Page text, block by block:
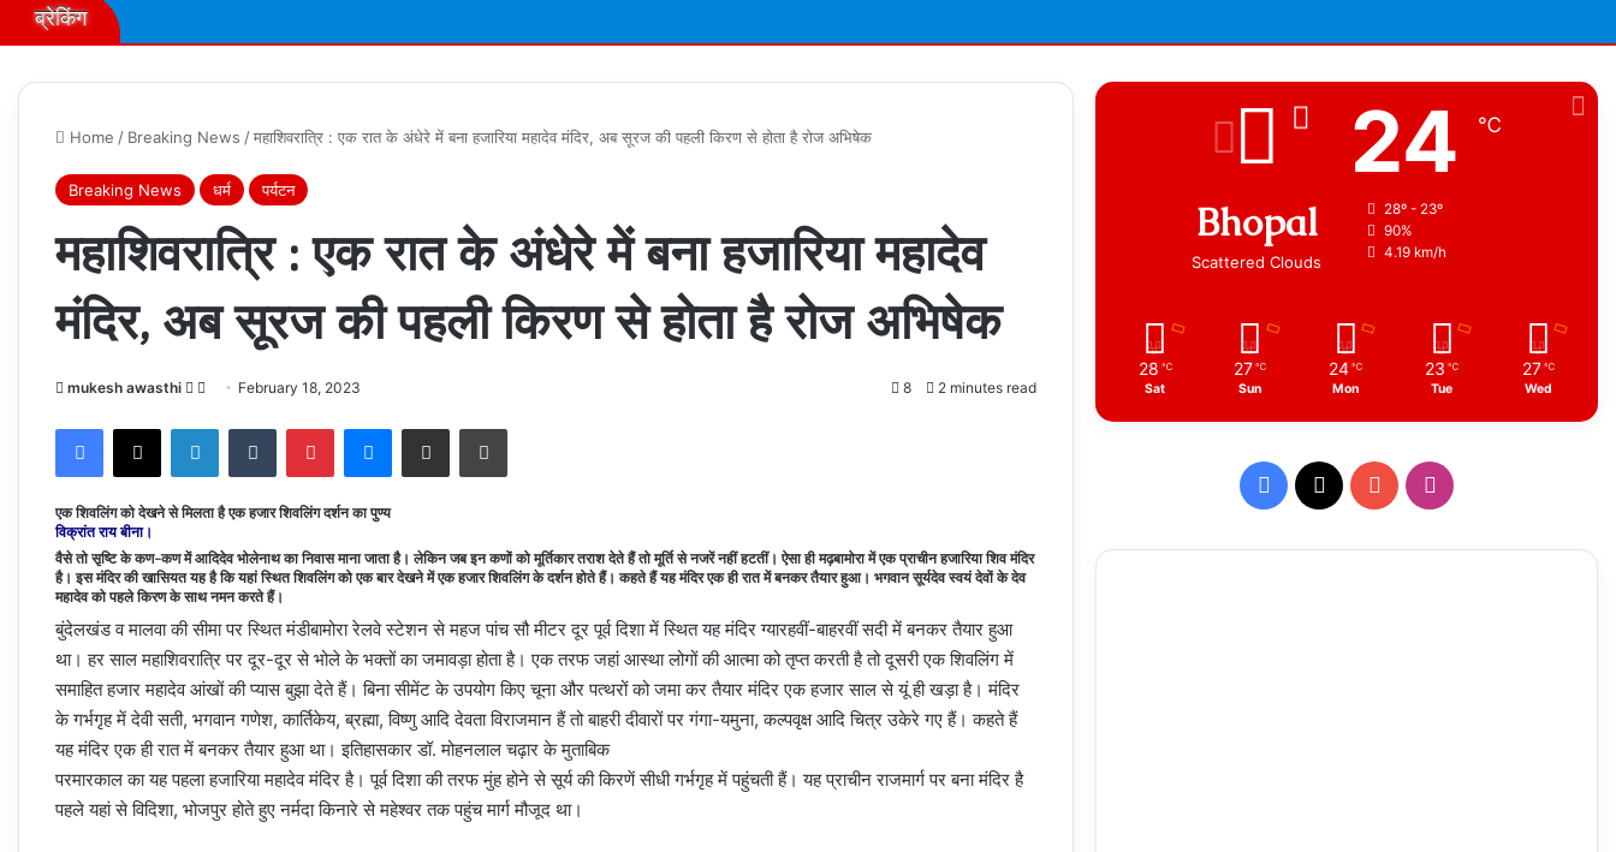
ब्रेकिंग
Home / Breaking News /महाशिवरात्रि : एक रात के अंधेरे में बना हजारिया महादेव मंदिर, अब सूरज की पहली किरण से होता है रोज अभिषेक
Breaking News धर्म पर्यटन
महाशिवरात्रि : एक रात के अंधेरे में बना हजारिया महादेव
मंदिर, अब सूरज की पहली किरण से होता है रोज अभिषेक
mukesh awasthi
Follow
X
Send February 18, 2023 8 2 minutes read
Facebook
X LinkedInTumblr PinterestMessenger
Share via Email Print
एक शिवलिंग को देखने से मिलता है एक हजार शिवलिंग दर्शन का पुण्य
विक्रांत राय बीना।
वैसे तो सृष्टि के कण-कण में आदिदेव भोलेनाथ का निवास माना जाता है। लेकिन जब इन कणों को मूर्तिकार तराश देते हैं तो मूर्ति से नजरें नहीं हटतीं। ऐसा ही मढ़बामोरा में एक प्राचीन हजारिया शिव मंदिर
है। इस मंदिर की खासियत यह है कि यहां स्थित शिवलिंग को एक बार देखने में एक हजार शिवलिंग के दर्शन होते हैं। कहते हैं यह मंदिर एक ही रात में बनकर तैयार हुआ। भगवान सूर्यदेव स्वयं देवों के देव
महादेव को पहले किरण के साथ नमन करते हैं।
बुंदेलखंड व मालवा की सीमा पर स्थित मंडीबामोरा रेलवे स्टेशन से महज पांच सौ मीटर दूर पूर्व दिशा में स्थित यह मंदिर ग्यारहवीं-बाहरवीं सदी में बनकर तैयार हुआ
था। हर साल महाशिवरात्रि पर दूर-दूर से भोले के भक्तों का जमावड़ा होता है। एक तरफ जहां आस्था लोगों की आत्मा को तृप्त करती है तो दूसरी एक शिवलिंग में
समाहित हजार महादेव आंखों की प्यास बुझा देते हैं। बिना सीमेंट के उपयोग किए चूना और पत्थरों को जमा कर तैयार मंदिर एक हजार साल से यूं ही खड़ा है। मंदिर
के गर्भगृह में देवी सती, भगवान गणेश, कार्तिकेय, ब्रह्मा, विष्णु आदि देवता विराजमान हैं तो बाहरी दीवारों पर गंगा-यमुना, कल्पवृक्ष आदि चित्र उकेरे गए हैं। कहते हैं
यह मंदिर एक ही रात में बनकर तैयार हुआ था। इतिहासकार डॉ. मोहनलाल चढ़ार के मुताबिक
परमारकाल का यह पहला हजारिया महादेव मंदिर है। पूर्व दिशा की तरफ मुंह होने से सूर्य की किरणें सीधी गर्भगृह में पहुंचती हैं। यह प्राचीन राजमार्ग पर बना मंदिर है
पहले यहां से विदिशा, भोजपुर होते हुए नर्मदा किनारे से महेश्वर तक पहुंच मार्ग मौजूद था।
Bhopal
Scattered Clouds
24 ℃
28º - 23º
90%
4.19 km/h
28 ℃
Sat
27 ℃
Sun
24 ℃
Mon
23 ℃
Tue
27 ℃
Wed
Facebook
X YouTubeInstagram